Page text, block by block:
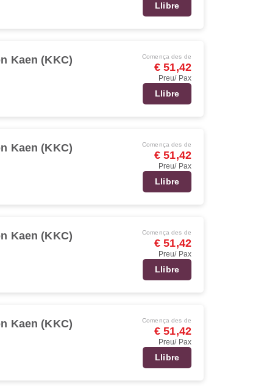
Llibre
Kaen (KKC) Comença des de
€ 51,42
Preu/ Pax
Llibre
Kaen (KKC) Comença des de
€ 51,42
Preu/ Pax
Llibre
Kaen (KKC) Comença des de
€ 51,42
Preu/ Pax
Llibre
Kaen (KKC) Comença des de
€ 51,42
Preu/ Pax
Llibre